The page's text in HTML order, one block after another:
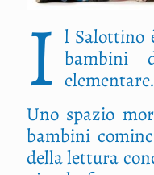
I l Salottino
bambini
elementare.
Uno spazio
bambini
della lettura